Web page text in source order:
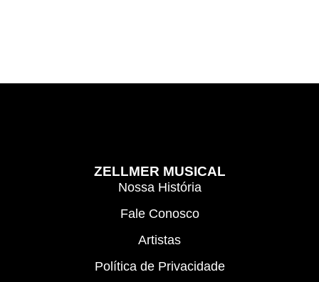
ZELLMER MUSICAL
Nossa História
Fale Conosco
Artistas
Política de Privacidade